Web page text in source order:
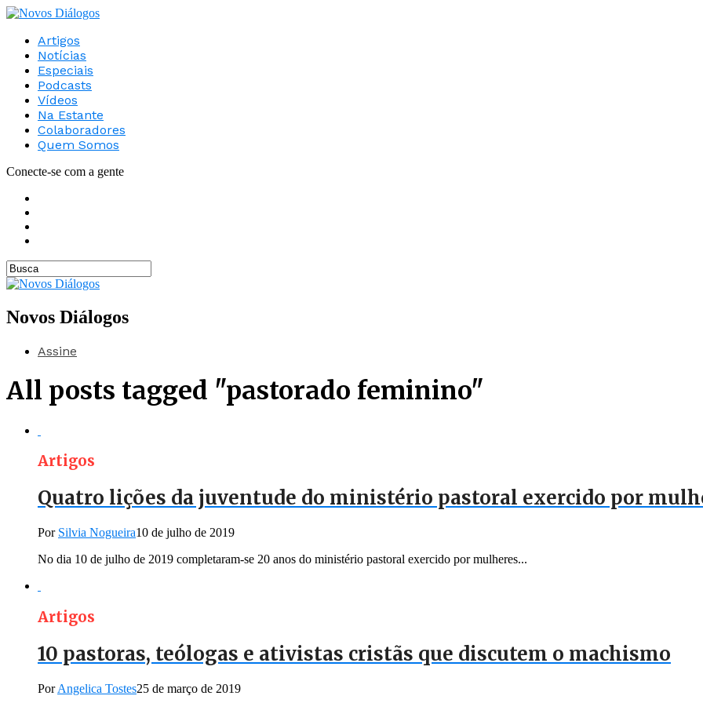
Artigos
Notícias
Especiais
Podcasts
Vídeos
Na Estante
Colaboradores
Quem Somos
Conecte-se com a gente
Novos Diálogos
Assine
All posts tagged "pastorado feminino"
Artigos
Quatro lições da juventude do ministério pastoral exercido por
Por Silvia Nogueira10 de julho de 2019
No dia 10 de julho de 2019 completaram-se 20 anos do ministério pastoral exercido por mulheres...
Artigos
10 pastoras, teólogas e ativistas cristãs que discutem o machismo
PorAngelica Tostes25 de março de 2019